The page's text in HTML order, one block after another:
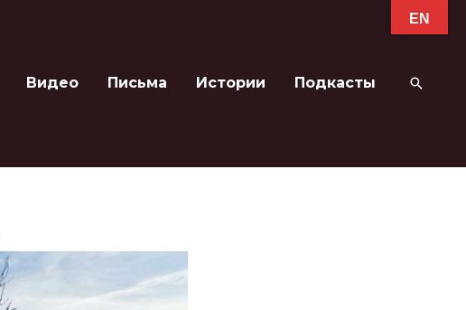
Видео Письма Истории Подкасты Поиск
EN